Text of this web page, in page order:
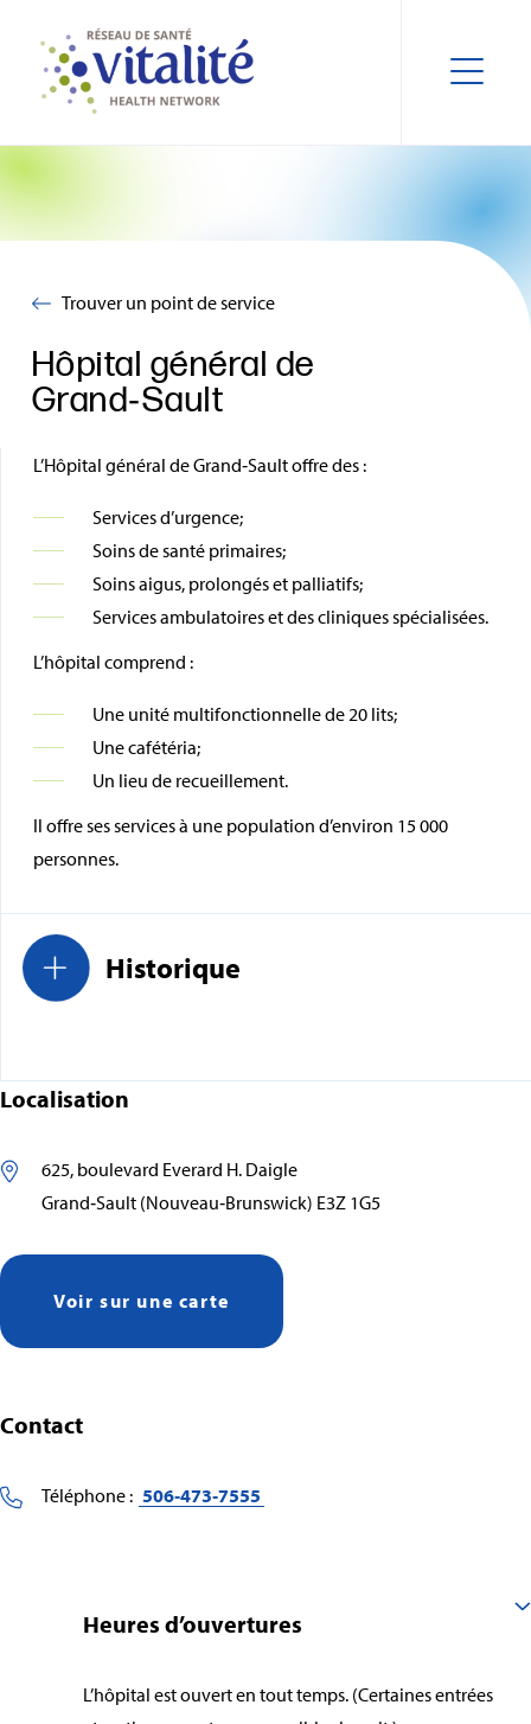
Trouver un point de service
Hôpital général de
Grand‑Sault
Localisation
625, boulevard Everard H. Daigle
Grand‑Sault (Nouveau‑Brunswick) E3Z 1G5
Voir sur une carte
Contact
Téléphone : 506‑473‑7555
Heures d’ouvertures
L’hôpital est ouvert en tout temps. (Certaines entrées
L’Hôpital général de Grand‑Sault offre des :
Services d’urgence;
Soins de santé primaires;
Soins aigus, prolongés et palliatifs;
Services ambulatoires et des cliniques spécialisées.
L’hôpital comprend :
Une unité multifonctionnelle de 20 lits;
Une cafétéria;
Un lieu de recueillement.
Il offre ses services à une population d’environ 15 000
personnes.
Historique